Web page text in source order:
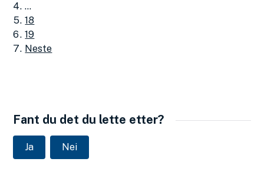
...
18
19
Neste
Fant du det du lette etter?
Ja Nei